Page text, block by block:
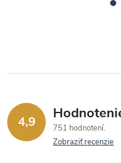
4,9
751 hodnotení
Zobraziť recenzie